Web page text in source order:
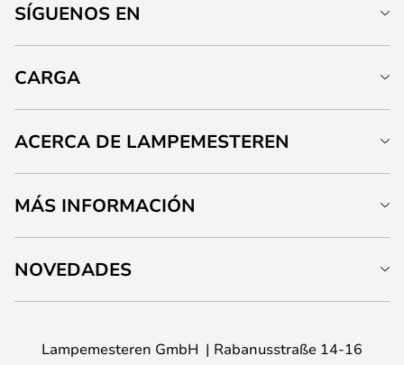
SÍGUENOS EN
CARGA
ACERCA DE LAMPEMESTEREN
MÁS INFORMACIÓN
NOVEDADES
Lampemesteren GmbH Rabanusstraße 14-16